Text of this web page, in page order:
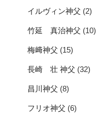
イルヴィン神父 (2)
竹延 真治神父 (10)
梅﨑神父 (15)
長崎 壮 神父 (32)
昌川神父 (8)
フリオ神父 (6)